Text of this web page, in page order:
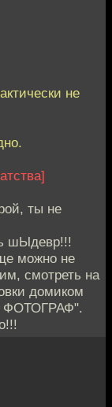
не
ты не
шЫдевр!!!
можно не
смотреть на
домиком
- ФОТОГРАФ".